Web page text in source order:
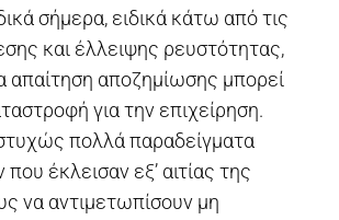
σήμερα, ειδικά κάτω από τις
και έλλειψης ρευστότητας,
απαίτηση αποζημίωσης μπορεί
για την επιχείρηση.
πολλά παραδείγματα
έκλεισαν εξ’ αιτίας της
να αντιμετωπίσουν μη